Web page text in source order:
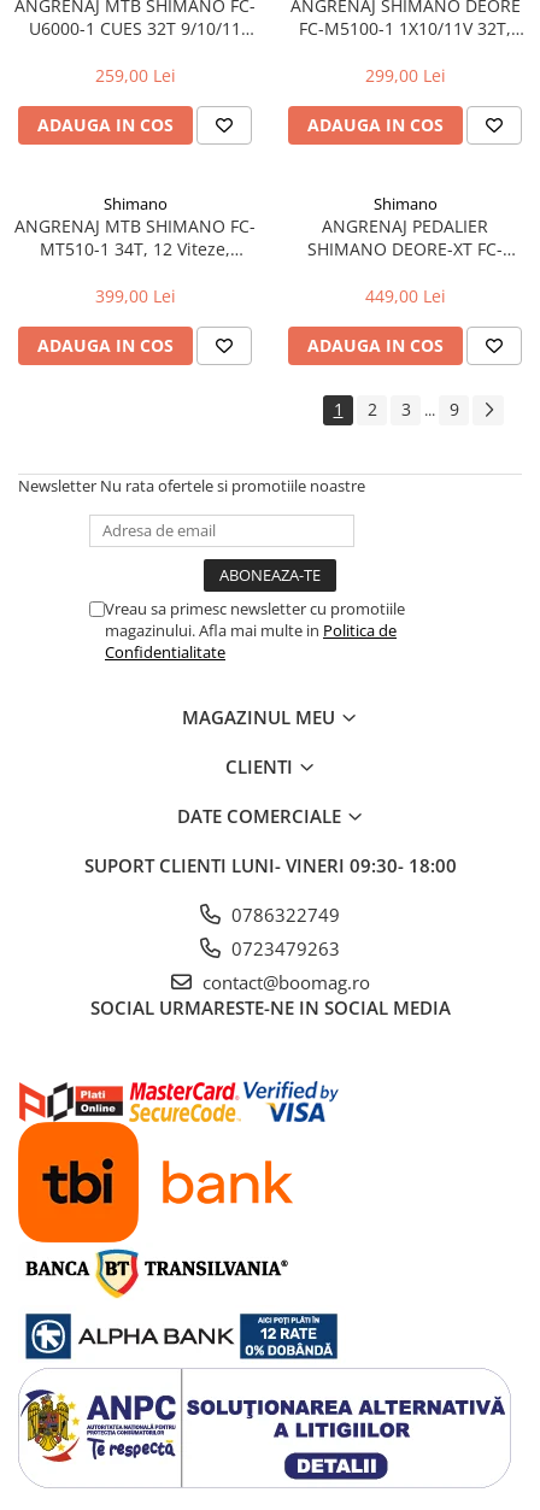
Echipament ciclism
Protectii
Rucsaci si borsete ciclism
Manusi bicicleta
Pantofi ciclism
Imbracaminte ciclism barbati
Imbracaminte ciclism dama
Accesorii trotinete electrice
Scaune
Genti Transport
Sistem antifurt
Stickere reflectorizate
Piese trotinete electrice
Cauciucuri tubeless
Accesorii
Componente electrice
Acumulatori
Incarcatoare
BMS
Manete acceleratie
Controller
Display
Motoare
Faruri si lumini
Butoane si conectori
Kit controller si display
Senzori
ANGRENAJ MTB SHIMANO FC-
U6000-1 CUES 32T 9/10/11
259,00 Lei
ADAUGA IN COS
ANGRENAJ SHIMANO DEORE
FC-M5100-1 1X10/11V 32T,
299,00 Lei
ADAUGA IN COS
Shimano
ANGRENAJ MTB SHIMANO FC-
MT510-1 34T, 12 Viteze,
399,00 Lei
ADAUGA IN COS
Shimano
ANGRENAJ PEDALIER
SHIMANO DEORE-XT FC-
HOLLOWTECH 2, 175MM,
449,00 Lei
ADAUGA IN COS
1 2 3 ... 9
Newsletter Nu rata ofertele si promotiile noastre
Vreau sa primesc newsletter cu promotiile
magazinului. Afla mai multe in Politica de
Confidentialitate
MAGAZINUL MEU
CLIENTI
DATE COMERCIALE
SUPORT CLIENTI LUNI- VINERI 09:30- 18:00
0786322749
0723479263
contact@boomag.ro
SOCIAL URMARESTE-NE IN SOCIAL MEDIA